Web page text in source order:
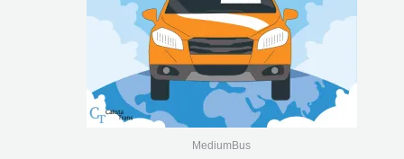
MediumBus